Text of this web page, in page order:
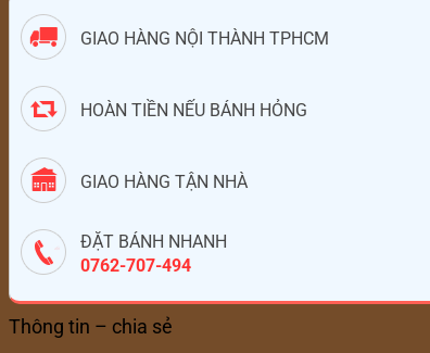
GIAO HÀNG NỘI THÀNH TPHCM
HOÀN TIỀN NẾU BÁNH HỎNG
GIAO HÀNG TẬN NHÀ
ĐẶT BÁNH NHANH
0762-707-494
Thông tin – chia sẻ